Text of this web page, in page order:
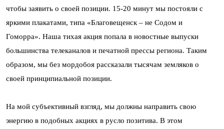
чтобы заявить о своей позиции. 15-20 минут мы постояли с
яркими плакатами, типа «Благовещенск – не Содом и
Гоморра». Наша тихая акция попала в новостные выпуски
большинства телеканалов и печатной прессы региона. Таким
образом, мы без мордобоя рассказали тысячам земляков о
своей принципиальной позиции.
На мой субъективный взгляд, мы должны направить свою
энергию в подобных акциях в русло позитива. В этом